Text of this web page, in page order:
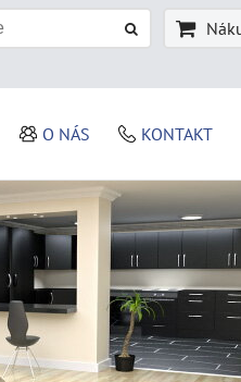
O NÁS KONTAKT